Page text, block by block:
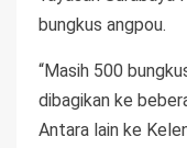
bungkus angpou.
“Masih 500
dibagikan ke
Antara lain ke